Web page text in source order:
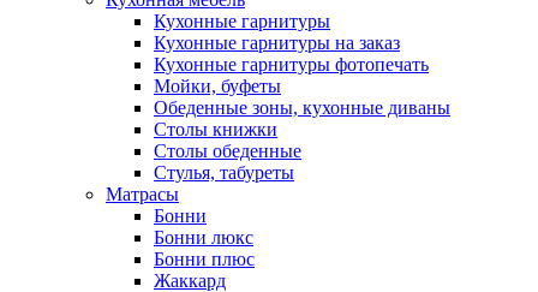
Кухонные гарнитуры
Кухонные гарнитуры на заказ
Кухонные гарнитуры фотопечать
Мойки, буфеты
Обеденные зоны, кухонные диваны
Столы книжки
Столы обеденные
Стулья, табуреты
Матрасы
Бонни
Бонни люкс
Бонни плюс
Жаккард